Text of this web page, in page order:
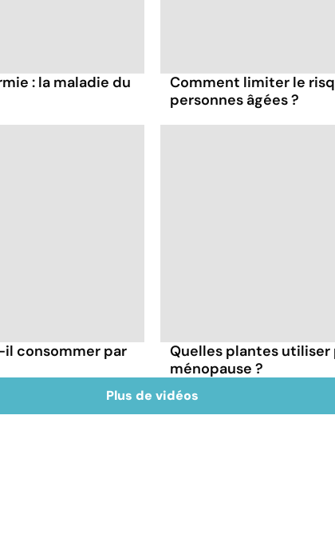
: la maladie du
Comment limiter le
personnes âgées ?
consommer par
Quelles plantes
ménopause ?
Plus de vidéos